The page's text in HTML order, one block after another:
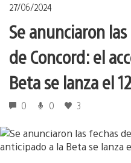
27/06/2024
Se anunciaron
de Concord: el
Beta se lanza el
0 0 3